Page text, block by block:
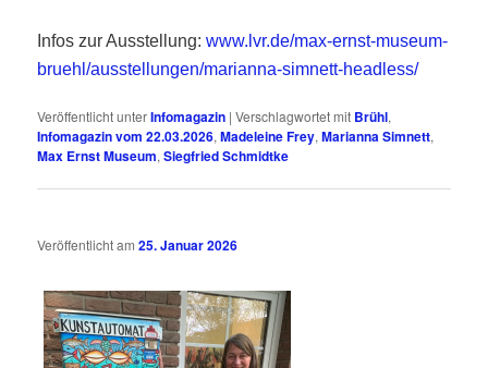
Infos zur Ausstellung: www.lvr.de/max-ernst-museum-
bruehl/ausstellungen/marianna-simnett-headless/
Veröffentlicht unterInfomagazin |Verschlagwortet mit Brühl,
Infomagazin vom 22.03.2026,Madeleine Frey,Marianna Simnett,
Max Ernst Museum,Siegfried Schmidtke
Veröffentlicht am25. Januar 2026